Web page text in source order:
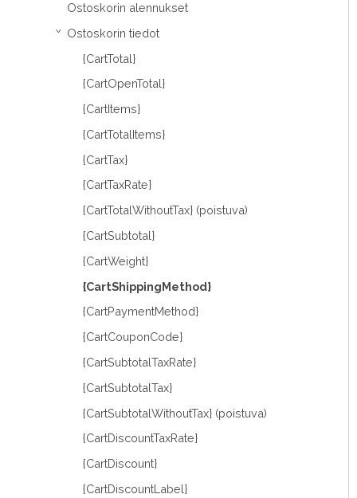
Ostoskorin alennukset
›
Ostoskorin tiedot
{CartTotal}
{CartOpenTotal}
{CartItems}
{CartTotalItems}
{CartTax}
{CartTaxRate}
{CartTotalWithoutTax} (poistuva)
{CartSubtotal}
{CartWeight}
{CartShippingMethod}
{CartPaymentMethod}
{CartCouponCode}
{CartSubtotalTaxRate}
{CartSubtotalTax}
{CartSubtotalWithoutTax} (poistuva)
{CartDiscountTaxRate}
{CartDiscount}
{CartDiscountLabel}